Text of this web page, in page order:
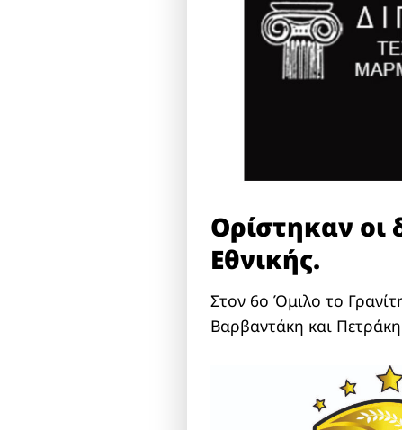
Ορίστηκαν οι
Εθνικής.
Στον 6ο Όμιλο το
Βαρβαντάκη και